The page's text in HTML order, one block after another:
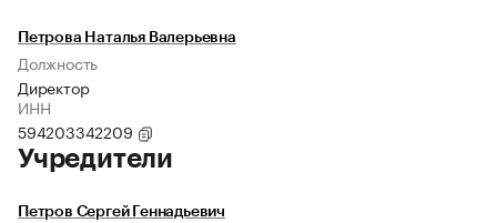
Петрова Наталья Валерьевна
Должность
Директор
ИНН
594203342209
Учредители
Петров Сергей Геннадьевич